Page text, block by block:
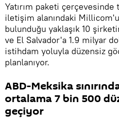
Yatırım paketi
iletişim alanındaki
bulunduğu yaklaşık 10
ve El Salvador'a 1.9 milyar
istihdam yoluyla düzensiz
planlanıyor.
ABD-Meksika
ortalama 7 bin 500
geçiyor